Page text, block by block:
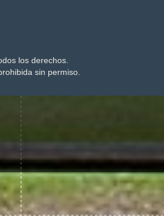
los derechos.
sin permiso.